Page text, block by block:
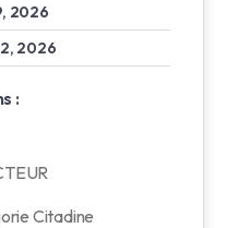
2026
2026
:
Citadine